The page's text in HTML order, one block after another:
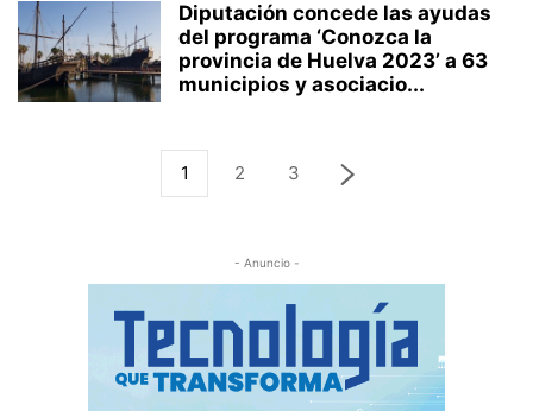
Diputación concede las ayudas
del programa ‘Conozca la
provincia de Huelva 2023’ a 63
municipios y asociacio...
1 2 3
- Anuncio -